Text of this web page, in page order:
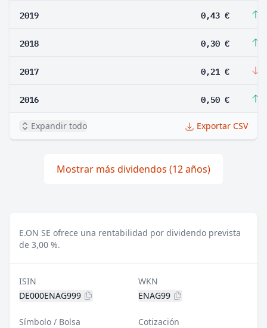
2019 0,43 €
2018 0,30 €
2017 0,21 €
2016 0,50 €
Expandir todo Exportar CSV
Mostrar más dividendos (12 años)
E.ON SE ofrece una rentabilidad por dividendo prevista
de 3,00 %.
ISIN
DE000ENAG999
WKN
ENAG99
Símbolo / Bolsa
Cotización